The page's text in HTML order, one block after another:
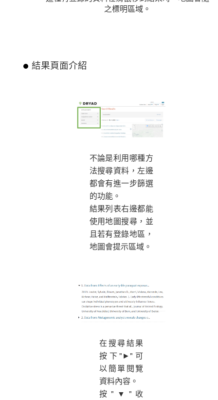
之標明區域。
結果頁面介紹
不論是利用哪種方
法搜尋資料，左邊
都會有進一步篩選
的功能。
結果列表右邊都能
使用地圖搜尋，並
且若有登錄地區，
地圖會提示區域。
在搜尋結果
按下"►"可
以簡單閱覽
資料內容。
按"▼"收